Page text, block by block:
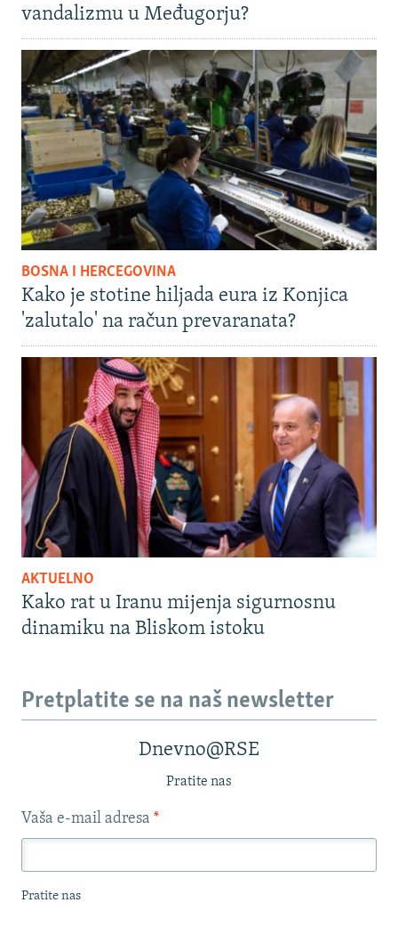
vandalizmu u Međugorju?
BOSNA I HERCEGOVINA
Kako je stotine hiljada eura iz Konjica
'zalutalo' na račun prevaranata?
AKTUELNO
Kako rat u Iranu mijenja sigurnosnu
dinamiku na Bliskom istoku
Pretplatite se na naš newsletter
Dnevno@RSE
Pratite nas
Vaša e-mail adresa *
Pratite nas